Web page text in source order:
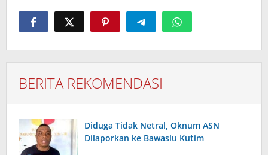
BERITA REKOMENDASI
Diduga Tidak Netral, Oknum ASN
Dilaporkan ke Bawaslu Kutim